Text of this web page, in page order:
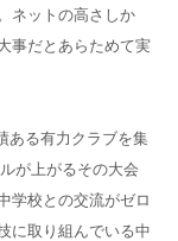
ネットの高さしか
事だとあらためて実
ある有力クラブを集
が上がるその大会
学校との交流がゼロ
に取り組んでいる中